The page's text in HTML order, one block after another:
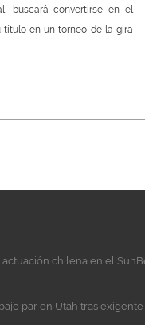
buscará convertirse en el
título en un torneo de la gira
chilena en el
par en Utah tras